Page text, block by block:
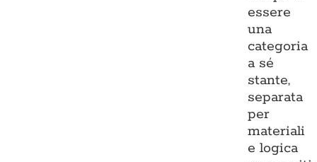
essere
una
categoria
a sé
stante,
separata
per
materiali
e logica